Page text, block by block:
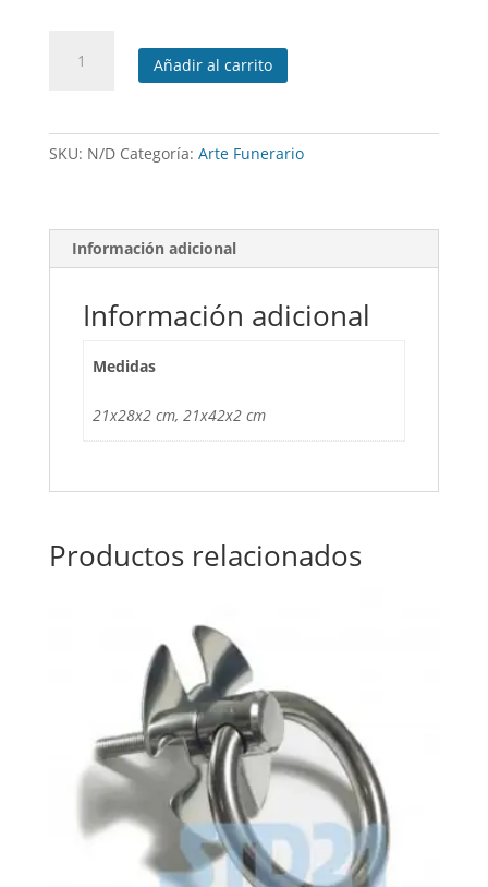
acero
Añadir al carrito
SKU: N/D Categoría: Arte Funerario
Información adicional
Información adicional
Medidas
21x28x2 cm, 21x42x2 cm
Productos relacionados